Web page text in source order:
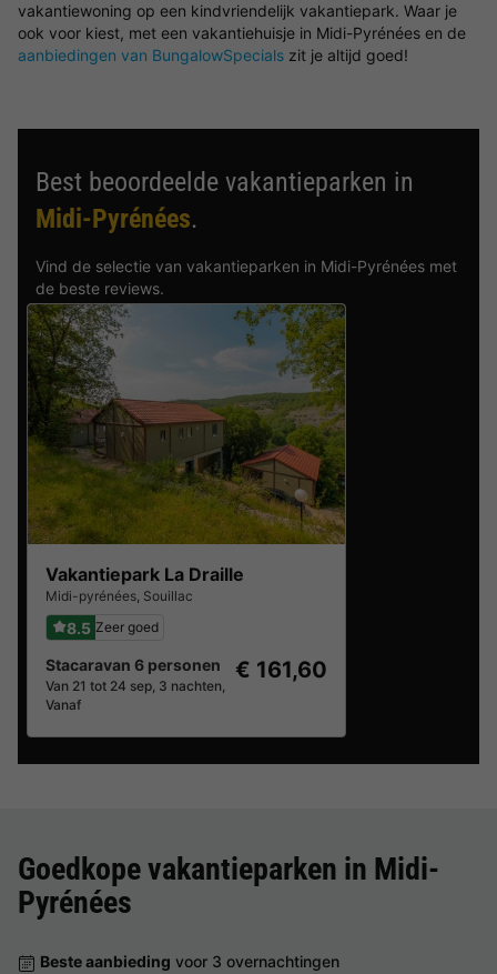
vakantiewoning op een kindvriendelijk vakantiepark. Waar je
ook voor kiest, met een vakantiehuisje in Midi-Pyrénées en de
aanbiedingen van BungalowSpecials zit je altijd goed!
Best beoordeelde vakantieparken in
Midi-Pyrénées.
Vind de selectie van vakantieparken in Midi-Pyrénées met
de beste reviews.
Vakantiepark La Draille
Midi-pyrénées, Souillac
8.5 Zeer goed
Stacaravan 6 personen
Van 21 tot 24 sep, 3 nachten,
Vanaf
€ 161,60
Goedkope vakantieparken in Midi-
Pyrénées
Beste aanbieding voor 3 overnachtingen